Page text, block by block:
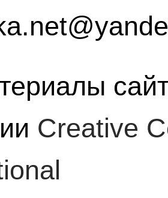
Creative